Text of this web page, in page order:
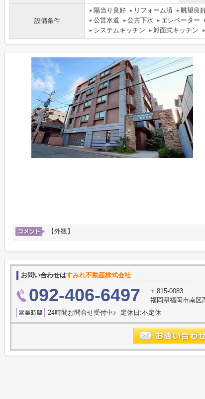
設備条件
陽当り良好 リフォーム済 眺望良
公営水道
公共下水 エレベーター
システムキッチン
対面式キッチン
【外観】
お問い合わせはすみれ不動産株式会社
092-406-6497
〒815-0083
福岡県福岡市南区
24時間お問合せ受付中♪ 定休日:不定休